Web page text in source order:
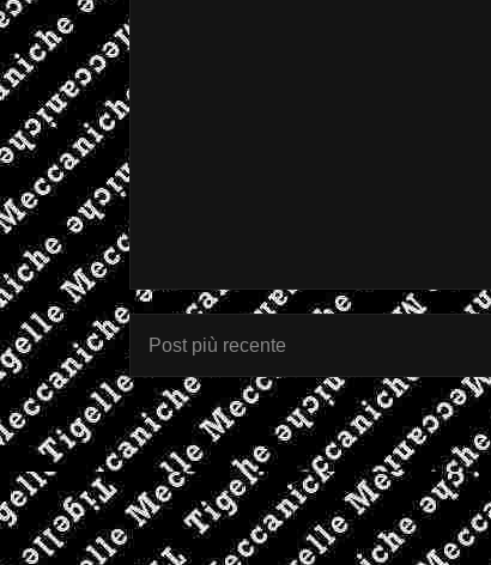
Post più recente